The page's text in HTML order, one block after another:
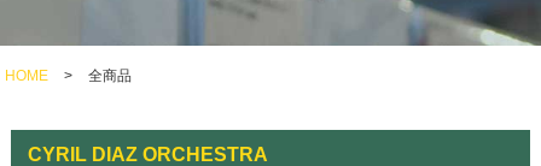
HOME > 全商品
CYRIL DIAZ ORCHESTRA